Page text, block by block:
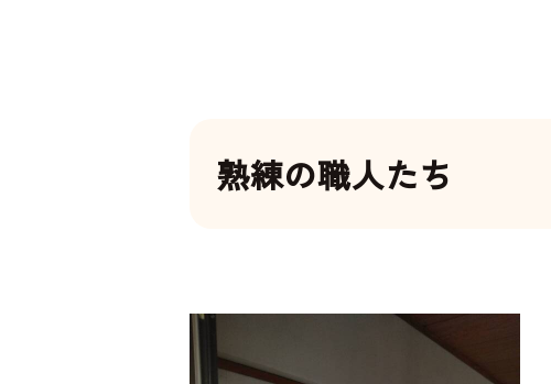
熟練の職人たち